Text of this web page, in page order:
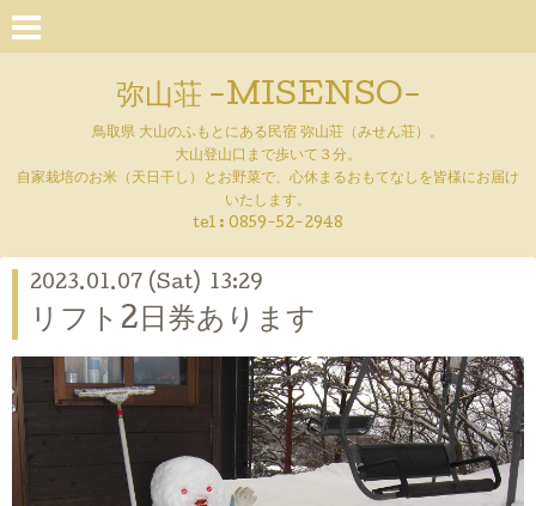
弥山荘 -MISENSO-
鳥取県 大山のふもとにある民宿 弥山荘（みせん荘）。
大山登山口まで歩いて３分。
自家栽培のお米（天日干し）とお野菜で、心休まるおもてなしを皆様にお届け
いたします。
tel : 0859-52-2948
2023.01.07 (Sat) 13:29
リフト2日券あります